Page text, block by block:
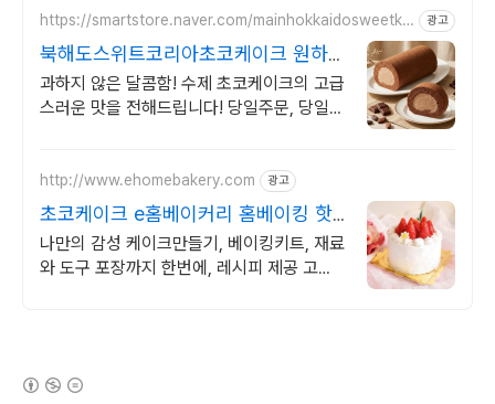
https://smartstore.naver.com/mainhokkaidosweetko
광고
북해도스위트코리아초코케이크 원하
는 날 선물하기!
과하지 않은 달콤함! 수제 초코케이크의 고급
스러운 맛을 전해드립니다! 당일주문, 당일출
http://www.ehomebakery.com 광고
초코케이크 e홈베이커리 홈베이킹 핫
플레이스!
나만의 감성 케이크만들기, 베이킹키트, 재료
와 도구 포장까지 한번에, 레시피 제공 고객